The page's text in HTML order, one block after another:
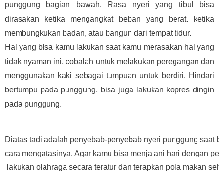
punggung bagian bawah. Rasa nyeri yang tibul bisa
dirasakan ketika mengangkat beban yang berat, ketika
membungkukan badan, atau bangun dari tempat tidur.
Hal yang bisa kamu lakukan saat kamu merasakan hal yang
tidak nyaman ini, cobalah untuk melakukan peregangan dan
menggunakan kaki sebagai tumpuan untuk berdiri. Hindari
bertumpu pada punggung, bisa juga lakukan kopres dingin
pada punggung.
Diatas tadi adalah penyebab-penyebab nyeri punggung saat
cara mengatasinya. Agar kamu bisa menjalani hari dengan
lakukan olahraga secara teratur dan terapkan pola makan